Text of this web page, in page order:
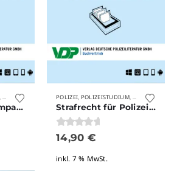
UNKATEGORISIERT ,VERLAG DEUTSCHE POLIZEILITERATUR
Kriminalistik Kompakt für die Polizeiausbildung
POLIZEI POLIZEISTUDIUM,
Strafrecht für Polizeibeamte – Kompakt
0von 5
14,90 €
inkl. 7 % MwSt.